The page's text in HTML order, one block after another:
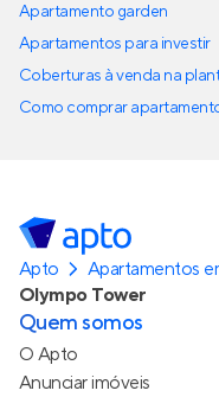
Apartamento garden
Apartamentos para investir
Coberturas à venda na
Como comprar
Apto Apartamentos
Olympo Tower
Quem somos
O Apto
Anunciar imóveis